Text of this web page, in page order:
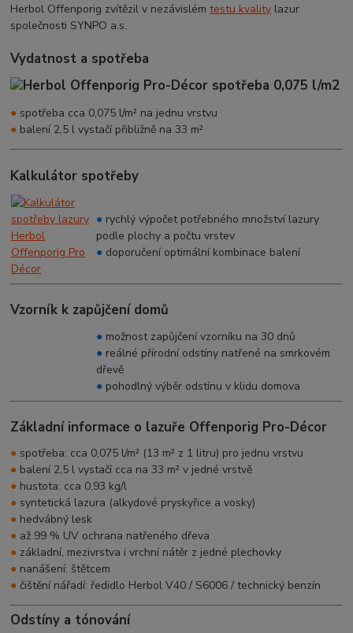
Herbol Offenporig zvítězil v nezávislémtestu kvality lazur
společnosti SYNPO a.s.
Vydatnost a spotřeba
● spotřeba cca 0,075 l/m² na jednu vrstvu
● balení 2,5 l vystačí přibližně na 33 m²
Kalkulátor spotřeby
● rychlý výpočet potřebného množství lazury
podle plochy a počtu vrstev
● doporučení optimální kombinace balení
Vzorník k zapůjčení domů
● možnost zapůjčení vzorníku na 30 dnů
● reálné přírodní odstíny natřené na smrkovém
dřevě
● pohodlný výběr odstínu v klidu domova
Základní informace o lazuře Offenporig Pro-Décor
● spotřeba: cca 0,075 l/m² (13 m² z 1 litru) pro jednu vrstvu
● balení 2,5 l vystačí cca na 33 m² v jedné vrstvě
● hustota: cca 0,93 kg/l
● syntetická lazura (alkydové pryskyřice a vosky)
● hedvábný lesk
● až 99 % UV ochrana natřeného dřeva
● základní, mezivrstva i vrchní nátěr z jedné plechovky
● nanášení: štětcem
● čištění nářadí: ředidlo Herbol V40 / S6006 / technický benzín
Odstíny a tónování